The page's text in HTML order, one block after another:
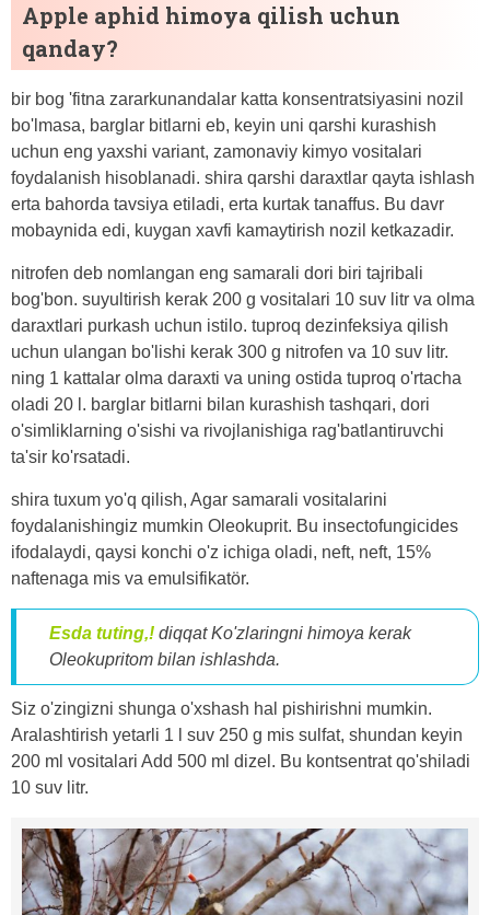
Apple aphid himoya qilish uchun
qanday?
bir bog 'fitna zararkunandalar katta konsentratsiyasini nozil
bo'lmasa, barglar bitlarni eb, keyin uni qarshi kurashish
uchun eng yaxshi variant, zamonaviy kimyo vositalari
foydalanish hisoblanadi. shira qarshi daraxtlar qayta ishlash
erta bahorda tavsiya etiladi, erta kurtak tanaffus. Bu davr
mobaynida edi, kuygan xavfi kamaytirish nozil ketkazadir.
nitrofen deb nomlangan eng samarali dori biri tajribali
bog'bon. suyultirish kerak 200 g vositalari 10 suv litr va olma
daraxtlari purkash uchun istilo. tuproq dezinfeksiya qilish
uchun ulangan bo'lishi kerak 300 g nitrofen va 10 suv litr.
ning 1 kattalar olma daraxti va uning ostida tuproq o'rtacha
oladi 20 l. barglar bitlarni bilan kurashish tashqari, dori
o'simliklarning o'sishi va rivojlanishiga rag'batlantiruvchi
ta'sir ko'rsatadi.
shira tuxum yo'q qilish, Agar samarali vositalarini
foydalanishingiz mumkin Oleokuprit. Bu insectofungicides
ifodalaydi, qaysi konchi o'z ichiga oladi, neft, neft, 15%
naftenaga mis va emulsifikatör.
Esda tuting,! diqqat Ko'zlaringni himoya kerak
Oleokupritom bilan ishlashda.
Siz o'zingizni shunga o'xshash hal pishirishni mumkin.
Aralashtirish yetarli 1 l suv 250 g mis sulfat, shundan keyin
200 ml vositalari Add 500 ml dizel. Bu kontsentrat qo'shiladi
10 suv litr.